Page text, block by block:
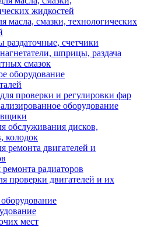
жидкостей
масла, смазки, технологических
раздаточные, счетчики
шприцы, раздача
смазок
оборудование
проверки и регулировки фар
оборудование
обслуживания дисков,
колодок
ремонта двигателей и
радиаторов
проверки двигателей и их
мест